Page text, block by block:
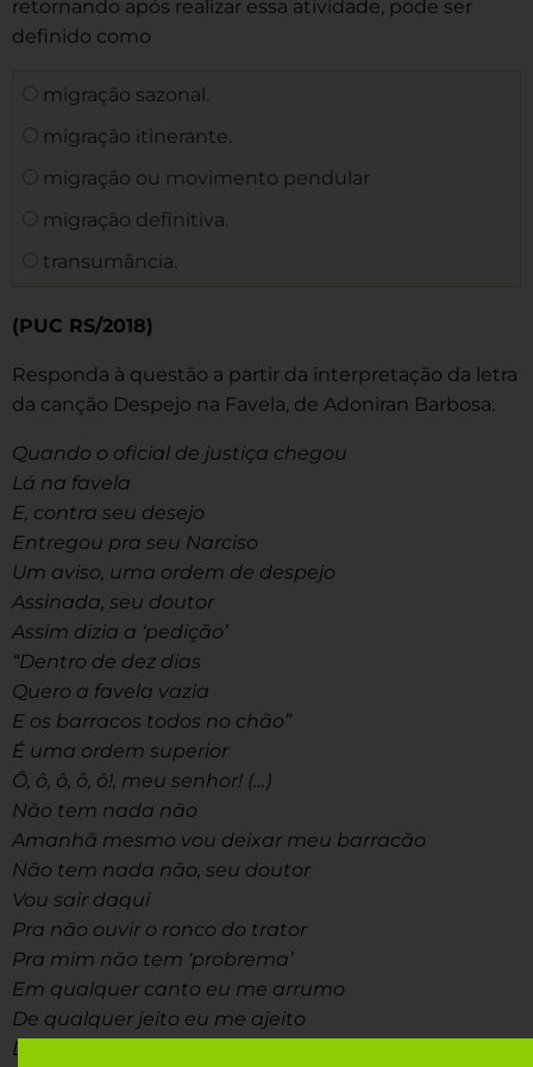
retornando após realizar essa atividade, pode ser
definido como
migração sazonal.
migração itinerante.
migração ou movimento pendular
migração definitiva.
transumância.
(PUC RS/2018)
Responda à questão a partir da interpretação da letra
da canção Despejo na Favela, de Adoniran Barbosa.
Quando o oficial de justiça chegou
Lá na favela
E, contra seu desejo
Entregou pra seu Narciso
Um aviso, uma ordem de despejo
Assinada, seu doutor
Assim dizia a ‘pedição’
“Dentro de dez dias
Quero a favela vazia
E os barracos todos no chão”
É uma ordem superior
Ô, ô, ô, ô, ô!, meu senhor! (…)
Não tem nada não
Amanhã mesmo vou deixar meu barracão
Não tem nada não, seu doutor
Vou sair daqui
Pra não ouvir o ronco do trator
Pra mim não tem ‘probrema’
Em qualquer canto eu me arrumo
De qualquer jeito eu me ajeito
Depois, o que eu tenho é tão pouco